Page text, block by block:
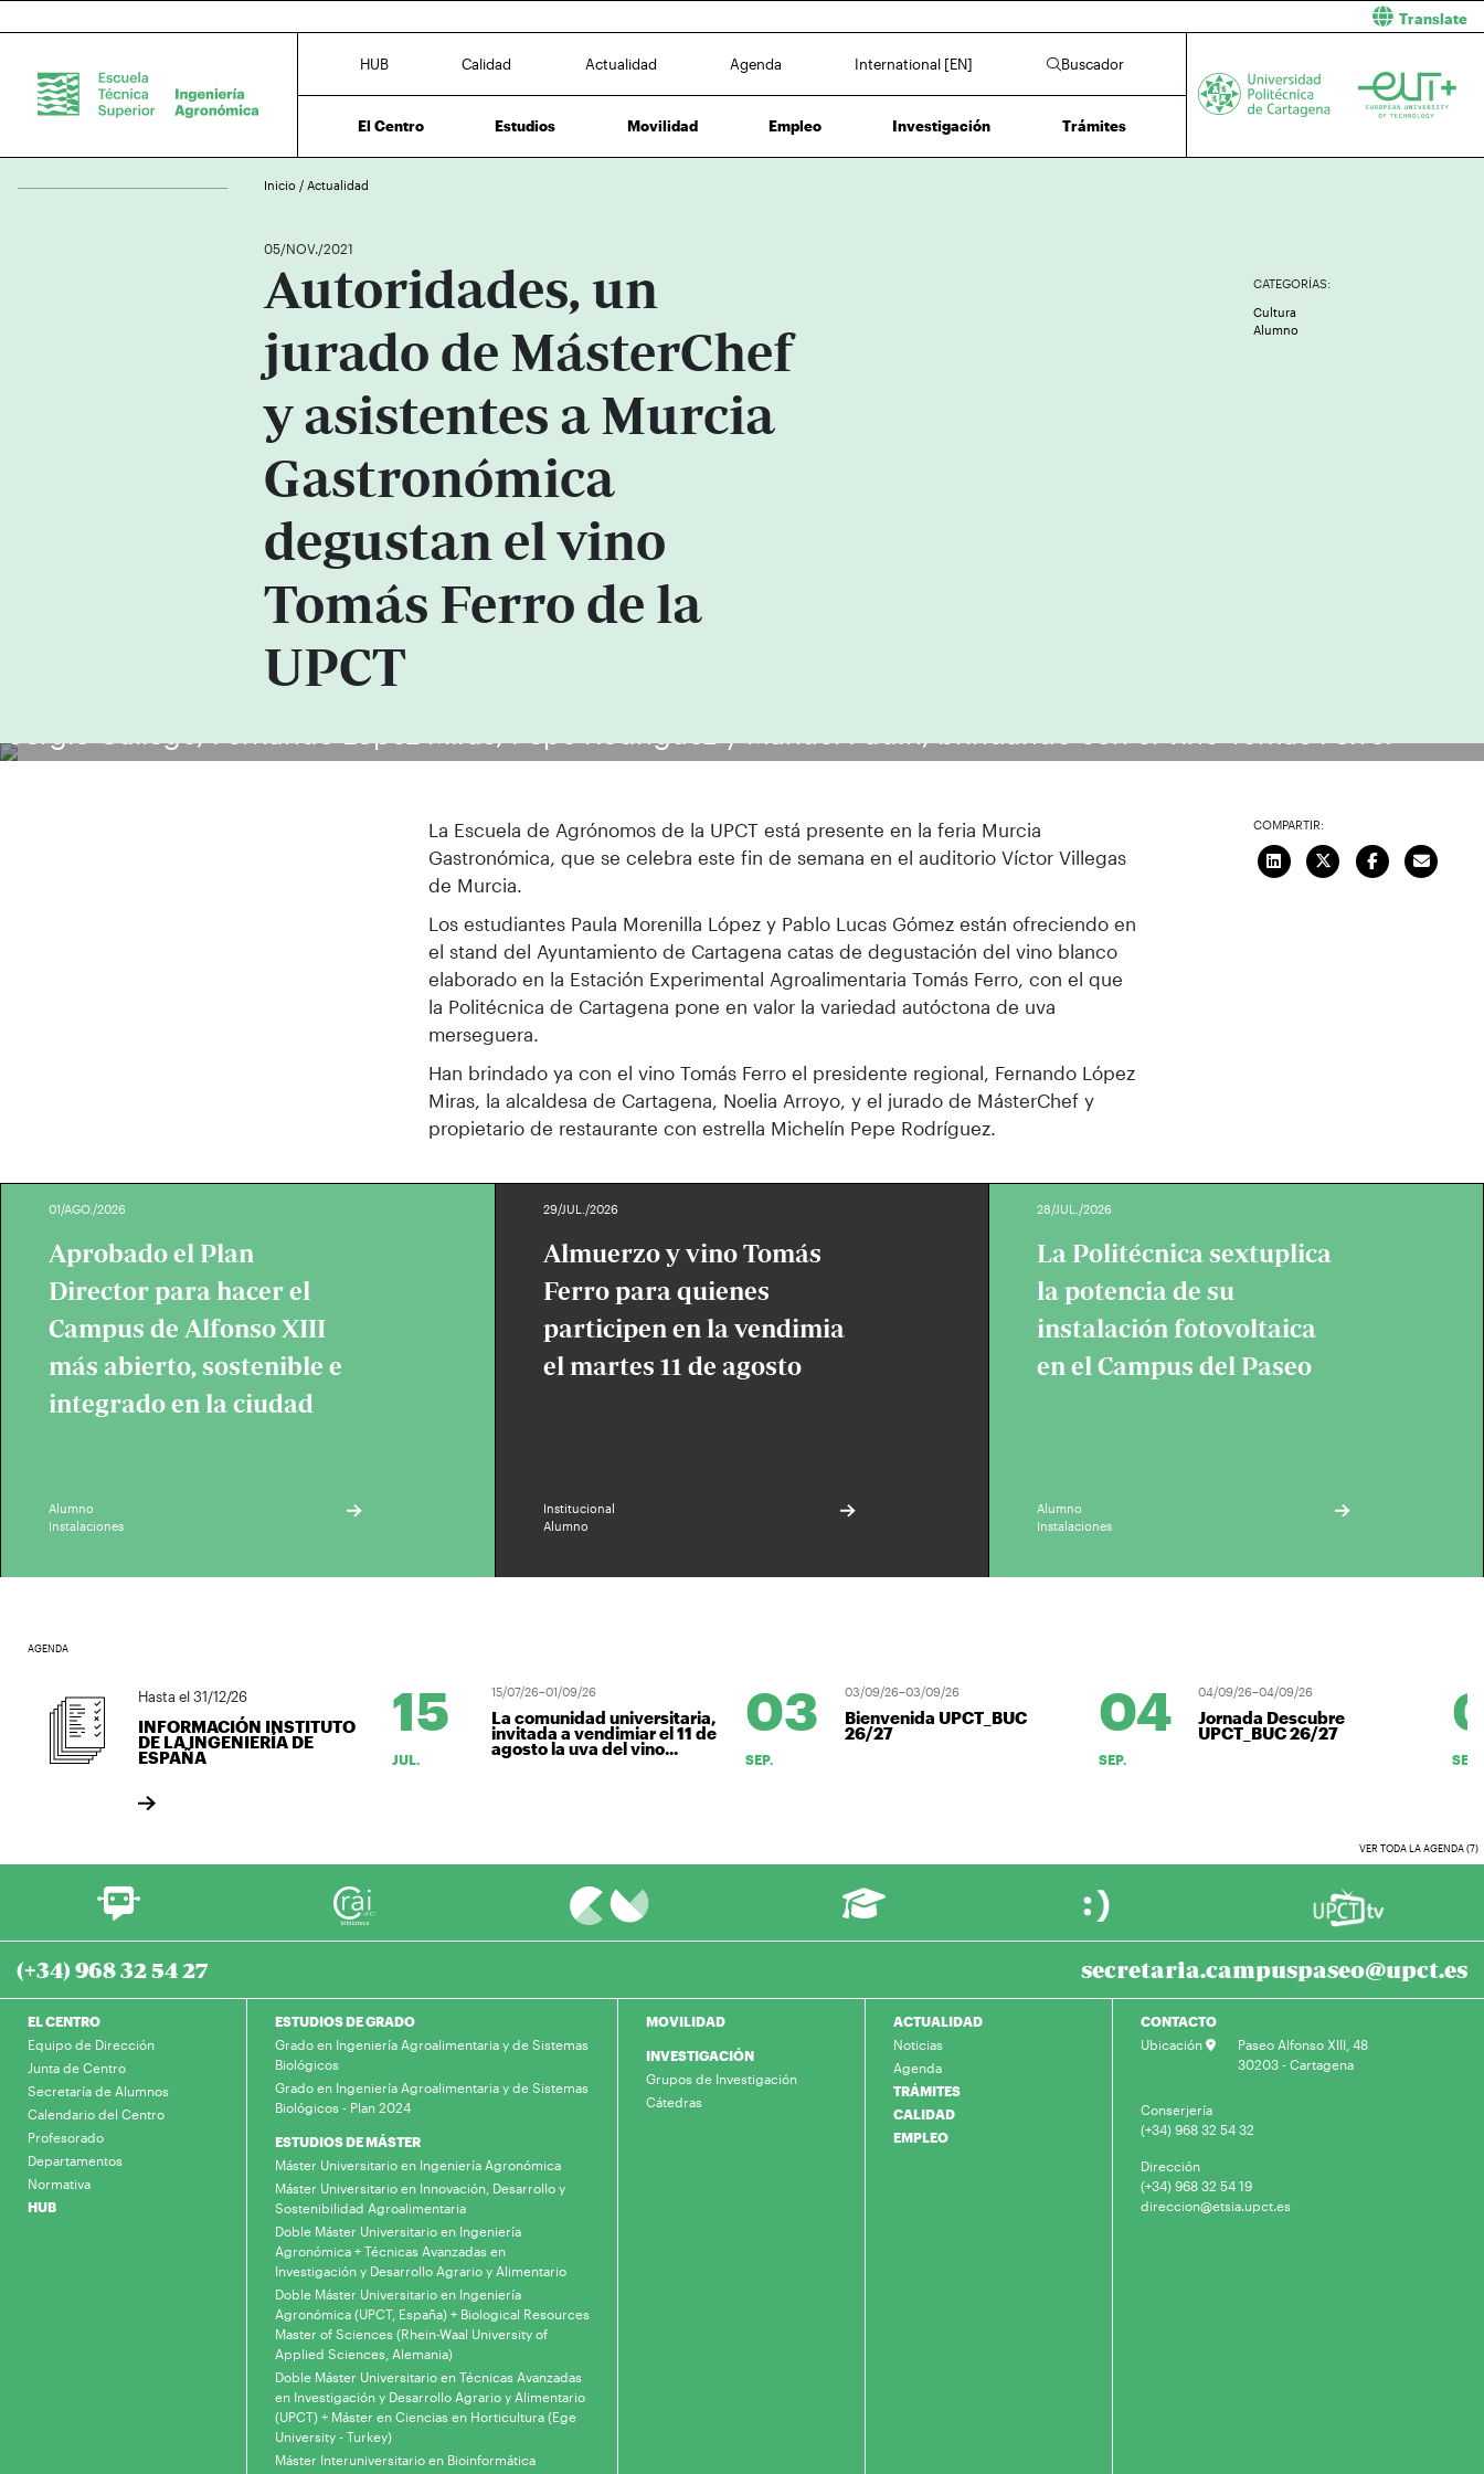
Translate
HUB Calidad Actualidad Agenda International [EN] Buscador
El Centro Estudios Movilidad Empleo Investigación Trámites
Inicio / Actualidad
05/NOV./2021
Autoridades, un
jurado de MásterChef
y asistentes a Murcia
Gastronómica
degustan el vino
Tomás Ferro de la
UPCT
CATEGORÍAS:
Cultura
Alumno
La Escuela de Agrónomos de la UPCT está presente en la feria Murcia
Gastronómica, que se celebra este fin de semana en el auditorio Víctor Villegas
de Murcia.
Los estudiantes Paula Morenilla López y Pablo Lucas Gómez están ofreciendo en
el stand del Ayuntamiento de Cartagena catas de degustación del vino blanco
elaborado en la Estación Experimental Agroalimentaria Tomás Ferro, con el que
la Politécnica de Cartagena pone en valor la variedad autóctona de uva
merseguera.
Han brindado ya con el vino Tomás Ferro el presidente regional, Fernando López
Miras, la alcaldesa de Cartagena, Noelia Arroyo, y el jurado de MásterChef y
propietario de restaurante con estrella Michelín Pepe Rodríguez.
COMPARTIR:
01/AGO./2026
Aprobado el Plan
Director para hacer el
Campus de Alfonso XIII
más abierto, sostenible e
integrado en la ciudad
Alumno
Instalaciones
29/JUL./2026
Almuerzo y vino Tomás
Ferro para quienes
participen en la vendimia
el martes 11 de agosto
Institucional
Alumno
28/JUL./2026
La Politécnica sextuplica
la potencia de su
instalación fotovoltaica
en el Campus del Paseo
Alumno
Instalaciones
AGENDA
Hasta el 31/12/26
INFORMACIÓN INSTITUTO
DE LA INGENIERÍA DE
ESPAÑA
15
JUL.
15/07/26–01/09/26
La comunidad universitaria,
invitada a vendimiar el 11 de
agosto la uva del vino...
03
SEP.
03/09/26–03/09/26
Bienvenida UPCT_BUC
26/27 04
SEP.
04/09/26–04/09/26
Jornada Descubre
UPCT_BUC 26/27
SEP.
VER TODA LA AGENDA (7)
(+34) 968 32 54 27 secretaria.campuspaseo@upct.es
EL CENTRO
Equipo de Dirección
Junta de Centro
Secretaría de Alumnos
Calendario del Centro
Profesorado
Departamentos
Normativa
HUB
ESTUDIOS DE GRADO
Grado en Ingeniería Agroalimentaria y de Sistemas
Biológicos
Grado en Ingeniería Agroalimentaria y de Sistemas
Biológicos - Plan 2024
ESTUDIOS DE MÁSTER
Máster Universitario en Ingeniería Agronómica
Máster Universitario en Innovación, Desarrollo y
Sostenibilidad Agroalimentaria
Doble Máster Universitario en Ingeniería
Agronómica + Técnicas Avanzadas en
Investigación y Desarrollo Agrario y Alimentario
Doble Máster Universitario en Ingeniería
Agronómica (UPCT, España) + Biological Resources
Master of Sciences (Rhein-Waal University of
Applied Sciences, Alemania)
Doble Máster Universitario en Técnicas Avanzadas
en Investigación y Desarrollo Agrario y Alimentario
(UPCT) + Máster en Ciencias en Horticultura (Ege
University - Turkey)
Máster Interuniversitario en Bioinformática
MOVILIDAD
INVESTIGACIÓN
Grupos de Investigación
Cátedras
ACTUALIDAD
Noticias
Agenda
TRÁMITES
CALIDAD
EMPLEO
CONTACTO
Ubicación
Paseo Alfonso XIII, 48
30203 - Cartagena
Conserjería
(+34) 968 32 54 32
Dirección
(+34) 968 32 54 19
direccion@etsia.upct.es